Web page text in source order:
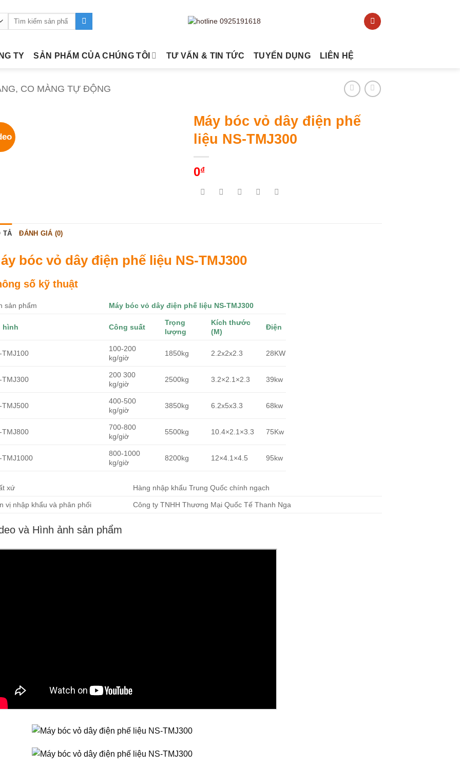
Tìm
TY SẢN PHẨM CỦA CHÚNG TÔI TƯ VẤN & TIN TỨC TUYỂN DỤNG LIÊN HỆ
CO MÀNG TỰ ĐỘNG
Máy bóc vỏ dây điện phế
liệu NS-TMJ300
0₫
TẢ ĐÁNH GIÁ (0)
bóc vỏ dây điện phế liệu NS-TMJ300
số kỹ thuật
sản phẩm Máy bóc vỏ dây điện phế liệu NS-TMJ300
hình Công suất
Trọng
lượng
Kích thước
(M)
Điện
TMJ100
100-200
kg/giờ
1850kg 2.2x2x2.3 28KW
TMJ300
200 300
kg/giờ
2500kg 3.2×2.1×2.3 39kw
TMJ500
400-500
kg/giờ
3850kg 6.2x5x3.3 68kw
TMJ800
700-800
kg/giờ
5500kg 10.4×2.1×3.3 75Kw
TMJ1000
800-1000
kg/giờ
8200kg 12×4.1×4.5 95kw
xứ Hàng nhập khẩu Trung Quốc chính ngạch
vị nhập khẩu và phân phối Công ty TNHH Thương Mại Quốc Tế Thanh Nga
và Hình ảnh sản phẩm